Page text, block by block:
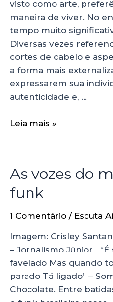
visto como arte,
maneira de viver. No
tempo muito
Diversas vezes
cortes de cabelo e
a forma mais
expressarem sua
autenticidade e, …
Leia mais »
As vozes do
funk
1 Comentário / Escuta Aí
Imagem: Crisley
– Jornalismo Júnior “É
favelado Mas quando
parado Tá ligado” –
Chocolate. Entre